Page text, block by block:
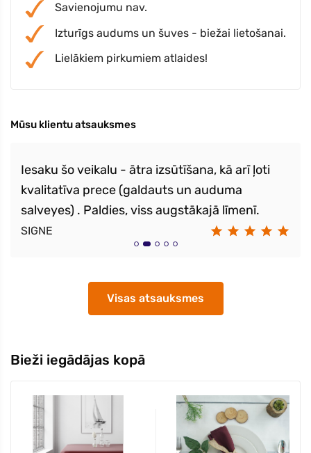
Savienojumu nav.
Izturīgs audums un šuves - biežai lietošanai.
Lielākiem pirkumiem atlaides!
Mūsu klientu atsauksmes
Iesaku šo veikalu - ātra izsūtīšana, kā arī ļoti
kvalitatīva prece (galdauts un auduma
salveyes) . Paldies, viss augstākajā līmenī.
SIGNE
Visas atsauksmes
Bieži iegādājas kopā